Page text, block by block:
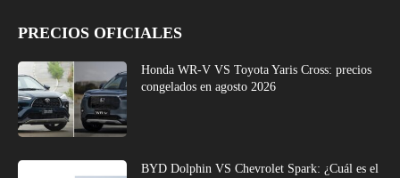
PRECIOS OFICIALES
Honda WR-V VS Toyota Yaris Cross: precios
congelados en agosto 2026
BYD Dolphin VS Chevrolet Spark: ¿Cuál es el